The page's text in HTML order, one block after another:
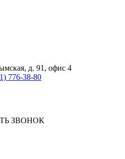
д. 91, офис 4
776-38-80
ЗВОНОК